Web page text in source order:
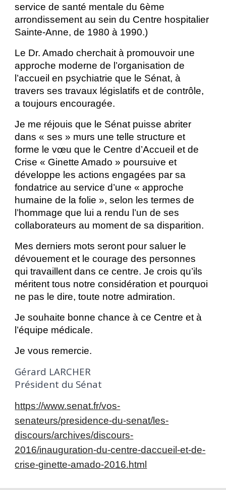
service de santé mentale du 6ème
arrondissement au sein du Centre hospitalier
Sainte-Anne, de 1980 à 1990.)
Le Dr. Amado cherchait à promouvoir une
approche moderne de l’organisation de
l’accueil en psychiatrie que le Sénat, à
travers ses travaux législatifs et de contrôle,
a toujours encouragée.
Je me réjouis que le Sénat puisse abriter
dans « ses » murs une telle structure et
forme le vœu que le Centre d’Accueil et de
Crise « Ginette Amado » poursuive et
développe les actions engagées par sa
fondatrice au service d’une « approche
humaine de la folie », selon les termes de
l’hommage que lui a rendu l’un de ses
collaborateurs au moment de sa disparition.
Mes derniers mots seront pour saluer le
dévouement et le courage des personnes
qui travaillent dans ce centre. Je crois qu’ils
méritent tous notre considération et pourquoi
ne pas le dire, toute notre admiration.
Je souhaite bonne chance à ce Centre et à
l’équipe médicale.
Je vous remercie.
Gérard LARCHER
Président du Sénat
https://www.senat.fr/vos-
senateurs/presidence-du-senat/les-
discours/archives/discours-
2016/inauguration-du-centre-daccueil-et-de-
crise-ginette-amado-2016.html